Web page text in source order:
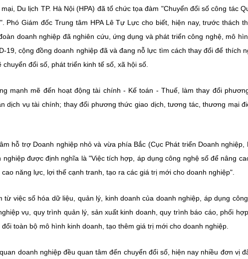
Du lịch TP. Hà Nội (HPA) đã tổ chức tọa đàm "Chuyển đổi số công tác
Phó Giám đốc Trung tâm HPA Lê Tự Lực cho biết, hiện nay, trước thách
doanh nghiệp đã nghiên cứu, ứng dụng và phát triển công nghệ, mô
19, cộng đồng doanh nghiệp đã và đang nỗ lực tìm cách thay đổi để thích
đổi số, phát triển kinh tế số, xã hội số.
mạnh mẽ đến hoạt động tài chính - Kế toán - Thuế, làm thay đổi
dịch vụ tài chính; thay đổi phương thức giao dịch, tương tác, thương mại
hỗ trợ Doanh nghiệp nhỏ và vừa phía Bắc (Cục Phát triển Doanh nghiệp,
được định nghĩa là "Việc tích hợp, áp dụng công nghệ số để nâng
năng lực, lợi thế cạnh tranh, tạo ra các giá trị mới cho doanh nghiệp".
từ việc số hóa dữ liệu, quản lý, kinh doanh của doanh nghiệp, áp dụng
vụ, quy trình quản lý, sản xuất kinh doanh, quy trình báo cáo, phối
toàn bộ mô hình kinh doanh, tạo thêm giá trị mới cho doanh nghiệp.
doanh nghiệp đều quan tâm đến chuyển đổi số, hiện nay nhiều đơn vị